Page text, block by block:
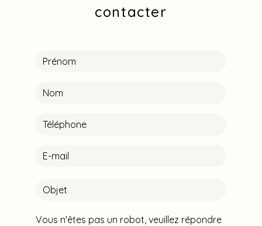
contacter
Vous n'êtes pas un robot, veuillez répondre